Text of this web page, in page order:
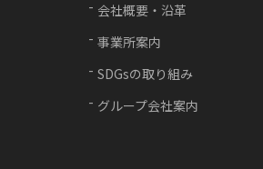
会社概要・沿革
事業所案内
SDGsの取り組み
グループ会社案内